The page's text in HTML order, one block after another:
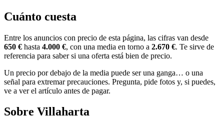
Cuánto cuesta
Entre los anuncios con precio de esta página, las cifras van desde
650 € hasta 4.000 €, con una media en torno a 2.670 €. Te sirve de
referencia para saber si una oferta está bien de precio.
Un precio por debajo de la media puede ser una ganga… o una
señal para extremar precauciones. Pregunta, pide fotos y, si puedes,
ve a ver el artículo antes de pagar.
Sobre Villaharta